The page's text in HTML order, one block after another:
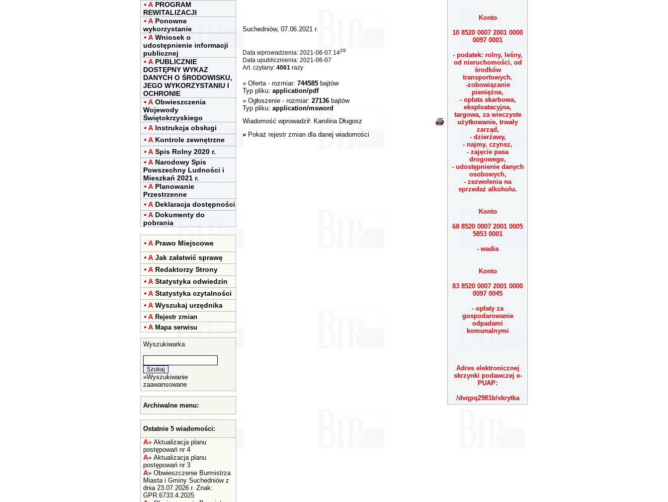
A PROGRAM
REWITALIZACJI
A Ponowne
wykorzystanie
A Wniosek o
udostępnienie informacji
publicznej
A PUBLICZNIE
DOSTĘPNY WYKAZ
DANYCH O ŚRODOWISKU,
JEGO WYKORZYSTANIU I
OCHRONIE
A Obwieszczenia
Wojewody
Świętokrzyskiego
A Instrukcja obsługi
A Kontrole zewnętrzne
A Spis Rolny 2020 r.
A Narodowy Spis
Powszechny Ludności i
Mieszkań 2021 r.
A Planowanie
Przestrzenne
A Deklaracja dostępności
A Dokumenty do
pobrania
A Prawo Miejscowe
A Jak załatwić sprawę
A Redaktorzy Strony
A Statystyka odwiedzin
A Statystyka czytalności
A Wyszukaj urzędnika
A Rejestr zmian
A Mapa serwisu
Wyszukiwarka
»Wyszukiwanie
zaawansowane
Archiwalne menu:
Ostatnie 5 wiadomości:
A» Aktualizacja planu
postępowań nr 4
A» Aktualizacja planu
postępowań nr 3
A» Obwieszczenie Burmistrza
Miasta i Gminy Suchedniów z
dnia 23.07.2026 r. Znak:
GPR.6733.4.2025
Suchedniów, 07.06.2021 r.
Data wprowadzenia: 2021-06-07 1429
Data upublicznienia: 2021-06-07
Art. czytany: 4061razy
» Oferta- rozmiar: 744585bajtów
Typ pliku: application/pdf
» Ogłoszenie - rozmiar: 27136bajtów
Typ pliku: application/msword
Wiadomość wprowadził: Karolina Długosz
» Pokaż rejestr zmian dla danej wiadomości
Konto
10 8520 0007 2001 0000
0097 0001
- podatek: rolny, leśny,
od nieruchomości, od
środków
transportowych.
-zobowiązanie
pieniężne,
- opłata skarbowa,
eksploatacyjna,
targowa, za wieczyste
użytkowanie, trwały
zarząd,
- dzierżawy,
- najmy, czynsz,
- zajęcie pasa
drogowego,
- udostępnienie danych
osobowych,
- zezwolenia na
sprzedaż alkoholu.
Konto
68 8520 0007 2001 0005
5853 0001
- wadia
Konto
83 8520 0007 2001 0000
0097 0045
- opłaty za
gospodarowanie
odpadami
komunalnymi
Adres elektronicznej
skrzynki podawczej e-
PUAP:
/dvqpq2981b/skrytka